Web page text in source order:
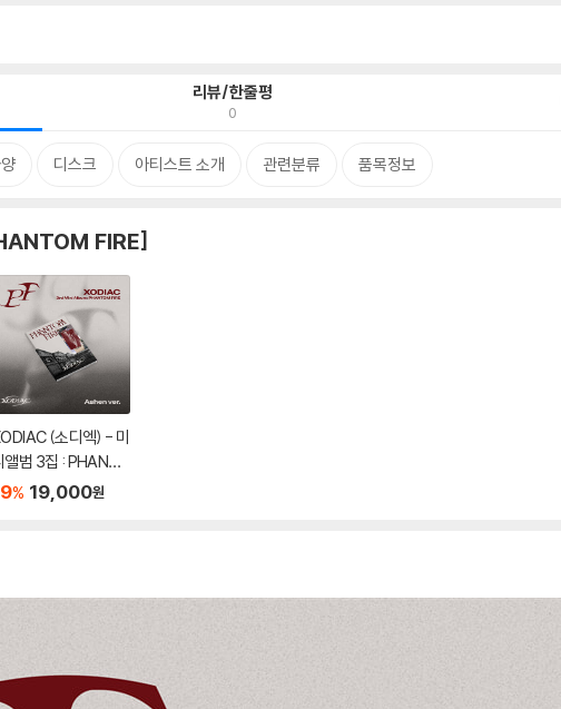
리뷰/한줄평
0
디스크 아티스트 소개 관련분류 품목정보
FIRE]
(소디엑) - 미
앨범 3집 : PHANTO
FIRE [Ashen Ver.]
% 19,000원